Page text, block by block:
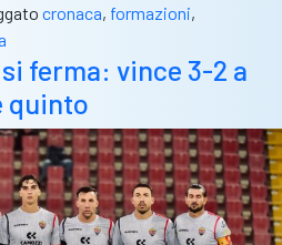
batosta
Saleri
per
i
sotto
cronaca, formazioni,
ferma: vince 3-2 a
quinto